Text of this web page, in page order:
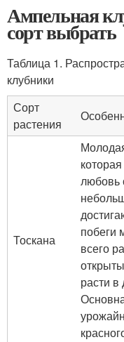
Ампельная
сорт выбрать
Таблица 1.
клубники
Сорт
растения
Тоскана
любовь
побеги
всего
расти в